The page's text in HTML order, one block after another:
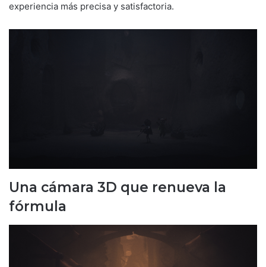
experiencia más precisa y satisfactoria.
Una cámara 3D que renueva la
fórmula